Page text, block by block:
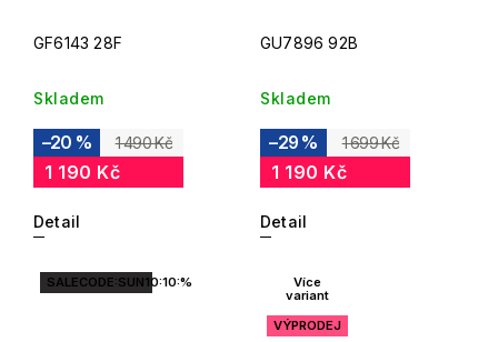
GF6143 28F
Skladem
1 490 Kč
–20 %
1 190 Kč
Detail
GU7896 92B
Skladem
1 699 Kč
–29 %
1 190 Kč
Detail
SALECODE:SUN10:10:%
Více
variant
VÝPRODEJ